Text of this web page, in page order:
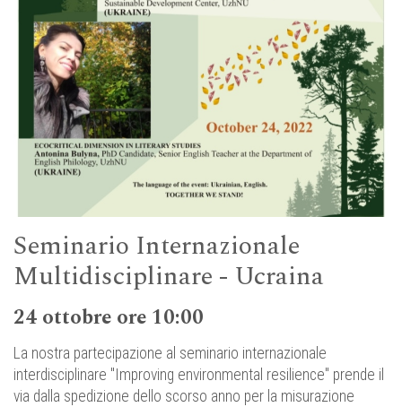
Seminario Internazionale
Multidisciplinare - Ucraina
24 ottobre ore 10:00
La nostra partecipazione al seminario internazionale
interdisciplinare "Improving environmental resilience" prende il
via dalla spedizione dello scorso anno per la misurazione